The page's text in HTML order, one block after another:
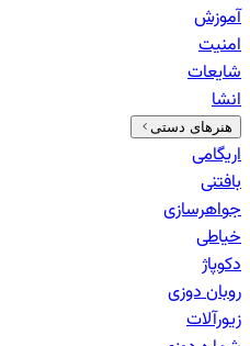
آموزش
امنیت
شایعات
انشا
هنرهای دستی
اریگامی
بافتنی
جواهرسازی
خیاطی
دکوپاژ
روبان دوزی
زیورآلات